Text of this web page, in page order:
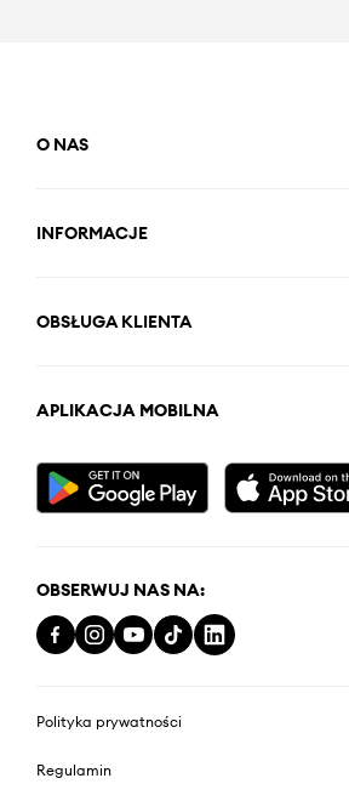
O NAS
INFORMACJE
OBSŁUGA KLIENTA
APLIKACJA MOBILNA
OBSERWUJ NAS NA:
Polityka prywatności
Regulamin